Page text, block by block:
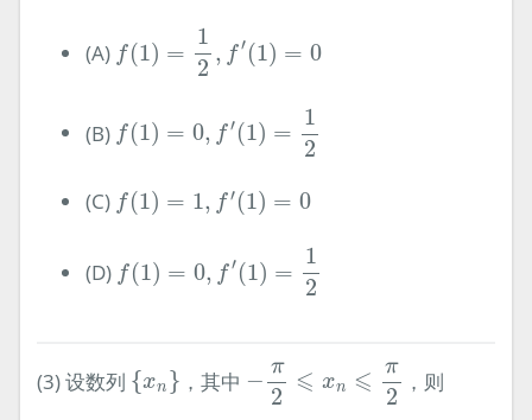
(A) f (1) =
1
2
, f′(1) = 0
f
(B) f (1) = 0, f′(1) =
1
2
(C) f (1) = 1, f′(1) = 0
f(1)= ′( )=0
(D) f (1) = 0, f′(1) =
1
2
(3) 设数列 {xn }
{xn } ，其中 −
π
2 ⩽ xn ⩽ π
2
π2
，则